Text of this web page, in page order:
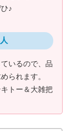
♪
いるので、品
られます。
トー＆大雑把